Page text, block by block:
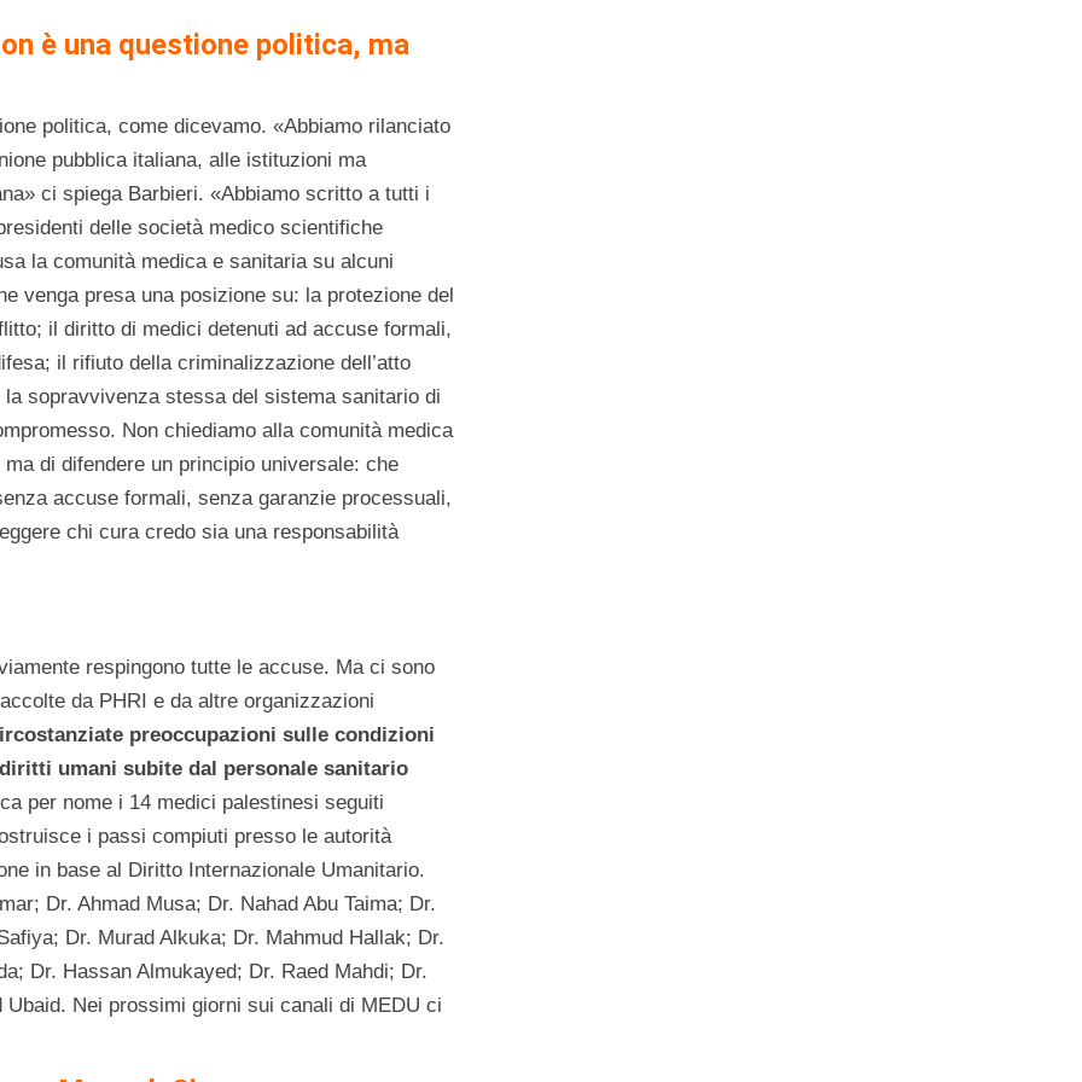
è una questione politica, ma
politica, come dicevamo. «Abbiamo rilanciato
pubblica italiana, alle istituzioni ma
ci spiega Barbieri. «Abbiamo scritto a tutti i
delle società medico scientifiche
la comunità medica e sanitaria su alcuni
venga presa una posizione su: la protezione del
il diritto di medici detenuti ad accuse formali,
il rifiuto della criminalizzazione dell’atto
sopravvivenza stessa del sistema sanitario di
Non chiediamo alla comunità medica
di difendere un principio universale: che
accuse formali, senza garanzie processuali,
chi cura credo sia una responsabilità
respingono tutte le accuse. Ma ci sono
da PHRI e da altre organizzazioni
preoccupazioni​ sulle condizioni
umani subite dal personale sanitario
per nome i 14 medici palestinesi seguiti
i passi compiuti presso le autorità
in base al Diritto Internazionale Umanitario.
Dr. Ahmad Musa; Dr. Nahad Abu Taima; Dr.
Dr. Murad Alkuka; Dr. Mahmud Hallak; Dr.
Dr. Hassan Almukayed; Dr. Raed Mahdi; Dr.
Ubaid. Nei prossimi giorni sui canali di MEDU ci